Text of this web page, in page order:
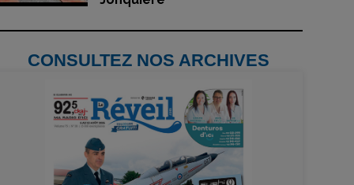
CONSULTEZ NOS ARCHIVES